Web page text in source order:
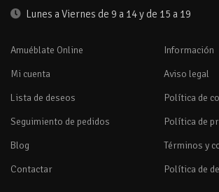
Lunes a Viernes de 9 a 14 y de 15 a 19
Amuéblate Online
Mi cuenta
Lista de deseos
Seguimiento de pedidos
Blog
Contactar
Información
Aviso legal
Política de
Política de
Términos y
Política de